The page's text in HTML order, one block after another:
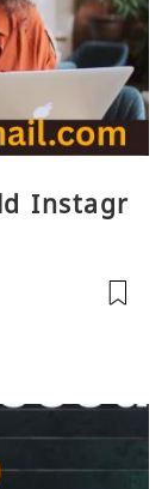
Instagr